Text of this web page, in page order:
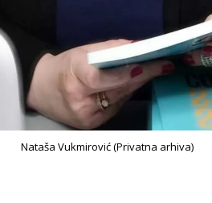
Nataša Vukmirović (Privatna arhiva)